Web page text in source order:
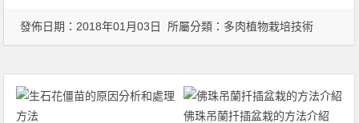
發佈日期：2018年01月03日 所屬分類： 多肉植物栽培技術
佛珠吊蘭扦插盆栽的方法介紹